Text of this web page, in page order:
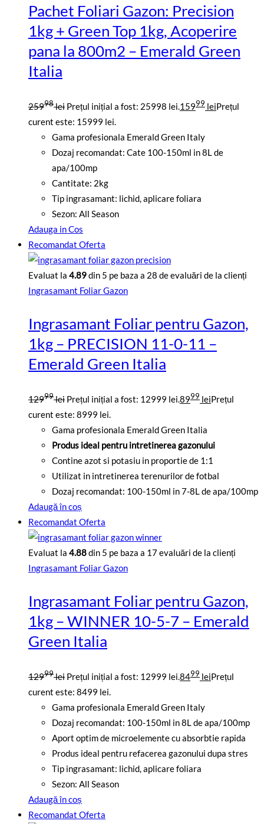
Pachet Foliari Gazon: Precision
1kg + Green Top 1kg, Acoperire
pana la 800m2 – Emerald Green
Italia
25998 lei Prețul inițial a fost: 25998 lei. 15999 leiPrețul
curent este: 15999 lei.
Gama profesionala Emerald Green Italy
Dozaj recomandat: Cate 100-150ml in 8L de
apa/100mp
Cantitate: 2kg
Tip ingrasamant: lichid, aplicare foliara
Sezon: All Season
Adauga in Cos
Recomandat Oferta
Evaluat la 4.89din 5 pe baza a 28 de evaluări de la clienți
Ingrasamant Foliar Gazon
Ingrasamant Foliar pentru Gazon,
1kg – PRECISION 11-0-11 –
Emerald Green Italia
12999 lei Prețul inițial a fost: 12999 lei. 8999 leiPrețul
curent este: 8999 lei.
Gama profesionala Emerald Green Italia
Produs ideal pentru intretinerea gazonului
Contine azot si potasiu in proportie de 1:1
Utilizat in intretinerea terenurilor de fotbal
Dozaj recomandat: 100-150ml in 7-8L de apa/100mp
Adaugă în coș
Recomandat Oferta
Evaluat la 4.88din 5 pe baza a 17evaluări de la clienți
Ingrasamant Foliar Gazon
Ingrasamant Foliar pentru Gazon,
1kg – WINNER 10-5-7 – Emerald
Green Italia
12999 lei Prețul inițial a fost: 12999 lei. 8499 leiPrețul
curent este: 8499 lei.
Gama profesionala Emerald Green Italy
Dozaj recomandat: 100-150ml in 8L de apa/100mp
Aport optim de microelemente cu absorbtie rapida
Produs ideal pentru refacerea gazonului dupa stres
Tip ingrasamant: lichid, aplicare foliara
Sezon: All Season
Adaugă în coș
Recomandat Oferta